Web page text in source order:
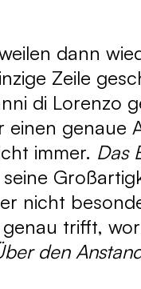
dann
Zeile
di Lorenzo
genaue
immer. Das
nicht
trifft,
den